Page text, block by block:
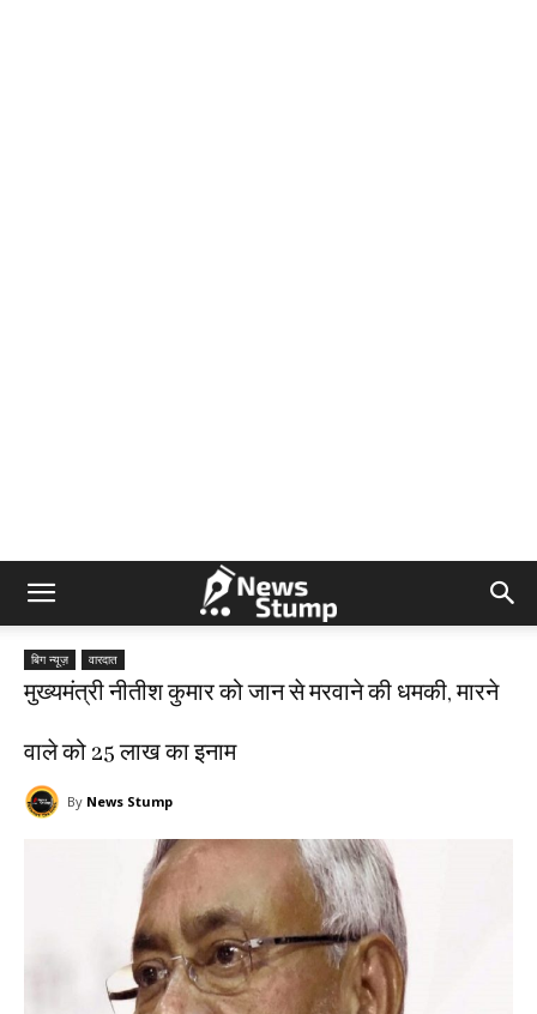
बिग न्यूज़ वारदात
मुख्यमंत्री नीतीश कुमार को जान से मरवाने की धमकी, मारने
वाले को 25 लाख का इनाम
By News Stump